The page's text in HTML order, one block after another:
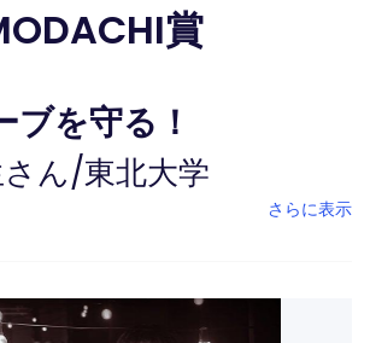
賞
ブを守る！
ん/東北大学
さらに表示